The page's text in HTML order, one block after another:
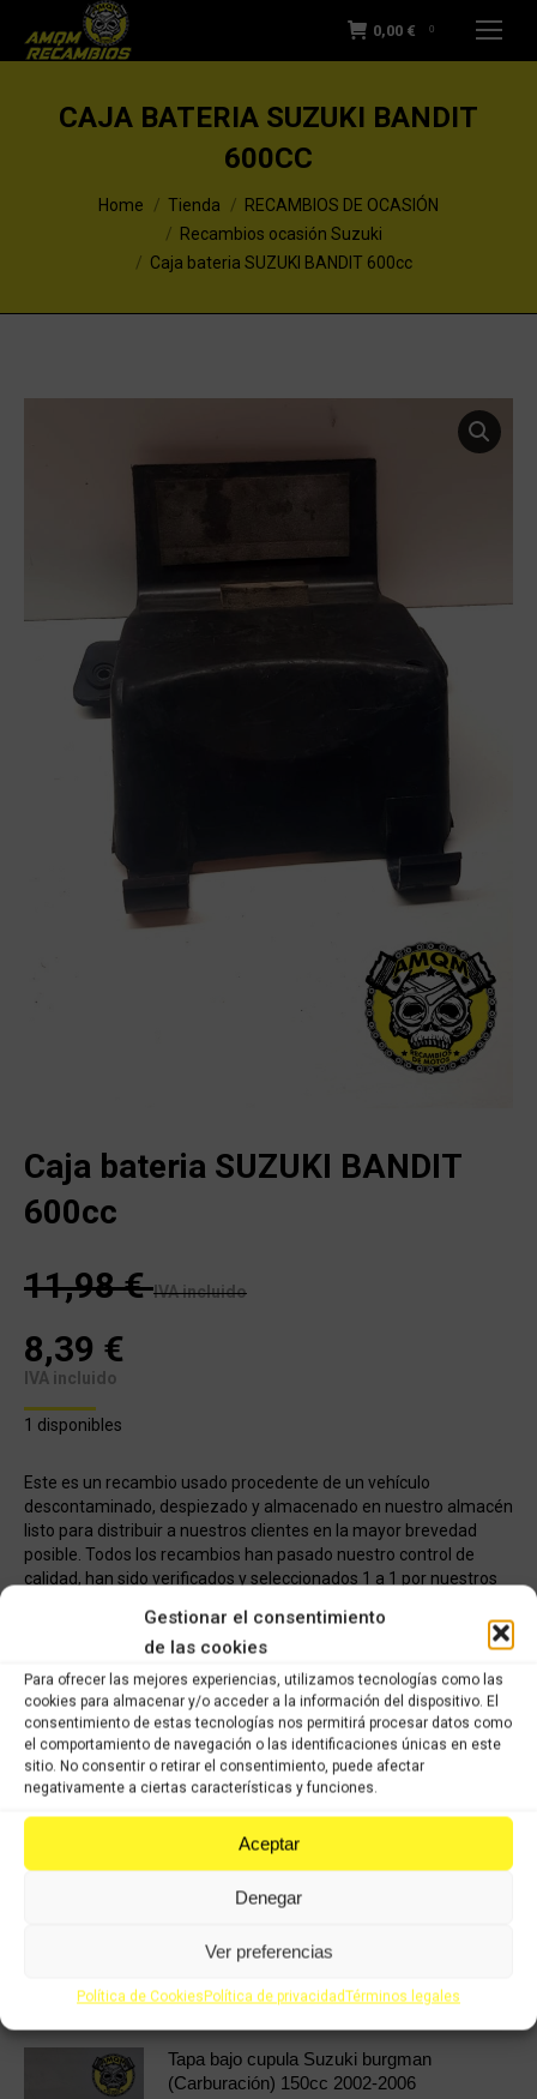
Gestionar el consentimiento
de las cookies
Para ofrecer las mejores experiencias, utilizamos tecnologías como las
cookies para almacenar y/o acceder a la información del dispositivo. El
consentimiento de estas tecnologías nos permitirá procesar datos como
el comportamiento de navegación o las identificaciones únicas en este
sitio. No consentir o retirar el consentimiento, puede afectar
negativamente a ciertas características y funciones.
Aceptar
Denegar
Ver preferencias
Política de CookiesPolítica de privacidadTérminos legales
0,00 € 0
CAJA BATERIA SUZUKI BANDIT
600CC
You are here:Home Tienda
RECAMBIOS DE OCASIÓN
Recambios ocasión Suzuki
Caja bateria SUZUKI BANDIT 600cc
Caja bateria SUZUKI BANDIT
600cc
11,98€ IVA incluido
8,39 €
IVA incluido
1 disponibles
Este es un recambio usado procedente de un vehículo
descontaminado, despiezado y almacenado en nuestro almacén
listo para distribuir a nuestros clientes en la mayor brevedad
posible. Todos los recambios han pasado nuestro control de
calidad, han sido verificados y seleccionados 1 a 1 por nuestros
Categorías:Recambios ocasión Suzuki,SUZUKI BANDIT 600cc
Share
Share
Share
Pinterest
Share
on
LinkedIn
Productos relacionados
Tapa bajo cupula Suzuki burgman
(Carburación) 150cc 2002-2006